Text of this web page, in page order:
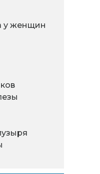
у женщин